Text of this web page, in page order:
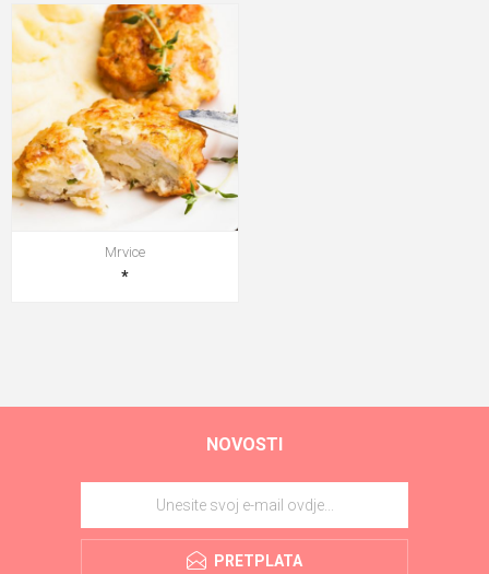
Mrvice
*
NOVOSTI
PRETPLATA